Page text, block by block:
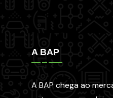
A BAP
A BAP chega ao